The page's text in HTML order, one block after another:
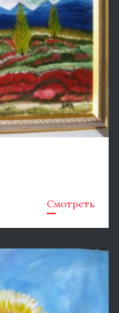
Смотреть